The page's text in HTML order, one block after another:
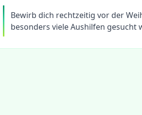
Bewirb dich rechtzeitig vor der
besonders viele Aushilfen gesucht